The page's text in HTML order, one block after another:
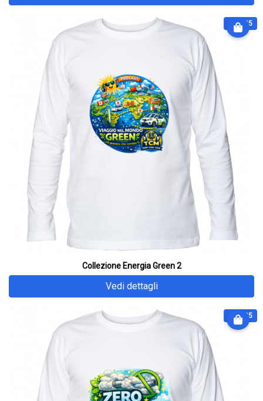
€ 31.25
Collezione Energia Green 2
Vedi dettagli
€ 31.25